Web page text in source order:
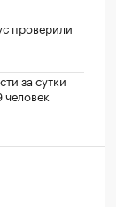
проверили
за сутки